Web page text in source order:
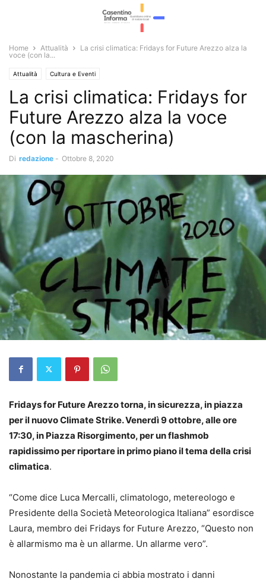
Home Attualità
La crisi climatica: Fridays for Future Arezzo alza la
voce (con la...
Attualità Cultura e Eventi
La crisi climatica: Fridays for
Future Arezzo alza la voce
(con la mascherina)
Di redazione - Ottobre 8, 2020
Fridays for Future Arezzo torna, in sicurezza, in piazza
per il nuovo Climate Strike. Venerdì 9 ottobre, alle ore
17:30, in Piazza Risorgimento, per un flashmob
rapidissimo per riportare in primo piano il tema della crisi
climatica.
“Come dice Luca Mercalli, climatologo, metereologo e
Presidente della Società Meteorologica Italiana” esordisce
Laura, membro dei Fridays for Future Arezzo, “Questo non
è allarmismo ma è un allarme. Un allarme vero”.
Nonostante la pandemia ci abbia mostrato i danni